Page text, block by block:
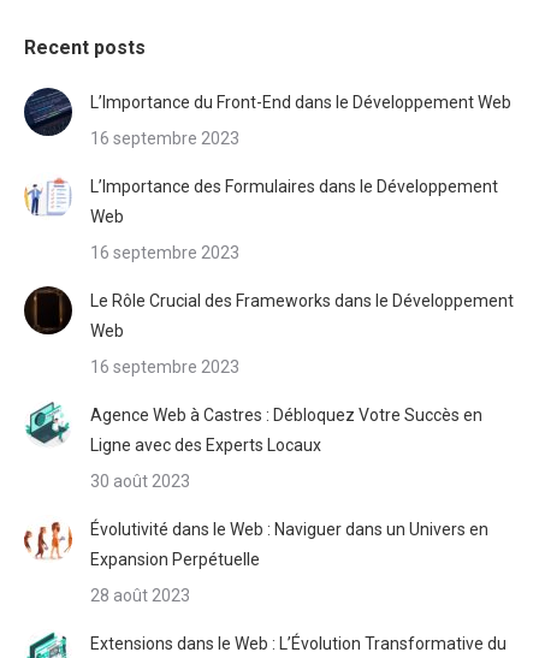
Recent posts
L’Importance du Front-End dans le Développement Web
16 septembre 2023
L’Importance des Formulaires dans le Développement
Web
16 septembre 2023
Le Rôle Crucial des Frameworks dans le Développement
Web
16 septembre 2023
Agence Web à Castres : Débloquez Votre Succès en
Ligne avec des Experts Locaux
30 août 2023
Évolutivité dans le Web : Naviguer dans un Univers en
Expansion Perpétuelle
28 août 2023
Extensions dans le Web : L’Évolution Transformative du